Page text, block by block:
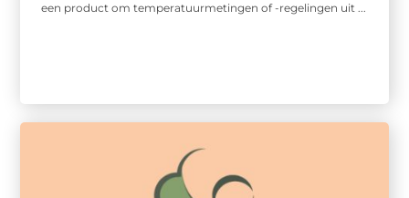
een product om temperatuurmetingen of -regelingen uit ...